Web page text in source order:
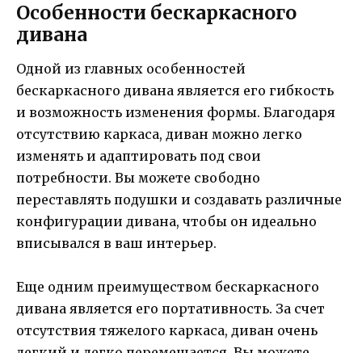
Особенности бескаркасного
дивана
Одной из главных особенностей
бескаркасного дивана является его гибкость
и возможность изменения формы. Благодаря
отсутствию каркаса, диван можно легко
изменять и адаптировать под свои
потребности. Вы можете свободно
переставлять подушки и создавать различные
конфигурации дивана, чтобы он идеально
вписывался в ваш интерьер.
Еще одним преимуществом бескаркасного
дивана является его портативность. За счет
отсутствия тяжелого каркаса, диван очень